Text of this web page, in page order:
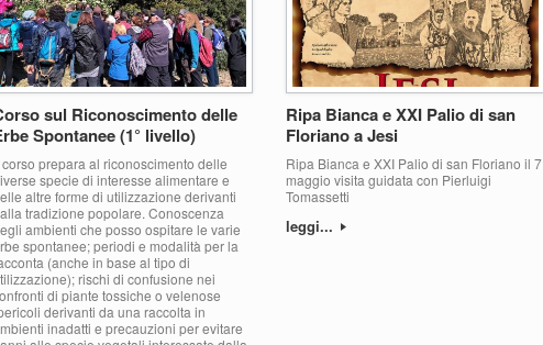
sul Riconoscimento delle
Spontanee (1° livello)
corso prepara al riconoscimento delle
specie di interesse alimentare e
altre forme di utilizzazione derivanti
tradizione popolare. Conoscenza
ambienti che posso ospitare le varie
spontanee; periodi e modalità per la
(anche in base al tipo di
rischi di confusione nei
di piante tossiche o velenose
derivanti da una raccolta in
inadatti e precauzioni per evitare
Ripa Bianca e XXI Palio di san
Floriano a Jesi
Ripa Bianca e XXI Palio di san Floriano il 7
maggio visita guidata con Pierluigi
Tomassetti
leggi...